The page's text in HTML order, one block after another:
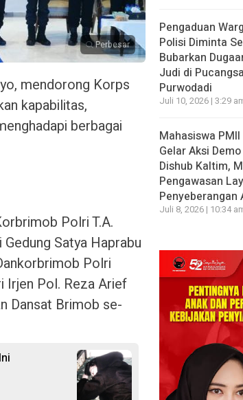
Perbesar
mendorong Korps
kapabilitas,
berbagai
Polri T.A.
Satya Haprabu
Polri
Irjen Pol. Reza Arief
Dansat Brimob se-
Pengaduan
Polisi Diminta
Bubarkan
Judi di
Purwodadi
Juli 10, 2026 | 3:29
Mahasiswa PMII
Gelar Aksi
Dishub Kaltim,
Pengawasan
Penyeberangan
Juli 8, 2026 | 10:34